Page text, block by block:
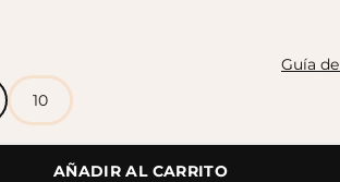
Guía
10
AÑADIR AL CARRITO